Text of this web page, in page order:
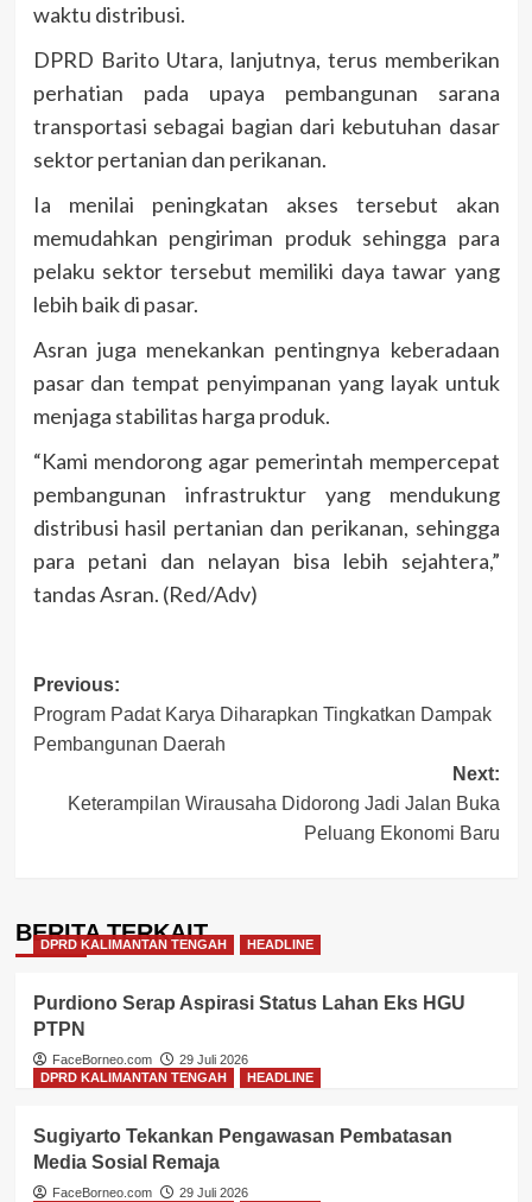
waktu distribusi.
DPRD Barito Utara, lanjutnya, terus memberikan
perhatian pada upaya pembangunan sarana
transportasi sebagai bagian dari kebutuhan dasar
sektor pertanian dan perikanan.
Ia menilai peningkatan akses tersebut akan
memudahkan pengiriman produk sehingga para
pelaku sektor tersebut memiliki daya tawar yang
lebih baik di pasar.
Asran juga menekankan pentingnya keberadaan
pasar dan tempat penyimpanan yang layak untuk
menjaga stabilitas harga produk.
“Kami mendorong agar pemerintah mempercepat
pembangunan infrastruktur yang mendukung
distribusi hasil pertanian dan perikanan, sehingga
para petani dan nelayan bisa lebih sejahtera,”
tandas Asran. (Red/Adv)
Post
navigation
Previous:
Program Padat Karya Diharapkan Tingkatkan Dampak
Pembangunan Daerah
Next:
Keterampilan Wirausaha Didorong Jadi Jalan Buka
Peluang Ekonomi Baru
BERITA TERKAIT
DPRD KALIMANTAN TENGAH HEADLINE
Purdiono Serap Aspirasi Status Lahan Eks HGU
PTPN
FaceBorneo.com
29 Juli 2026
DPRD KALIMANTAN TENGAH
HEADLINE
Sugiyarto Tekankan Pengawasan Pembatasan
Media Sosial Remaja
FaceBorneo.com
29 Juli 2026